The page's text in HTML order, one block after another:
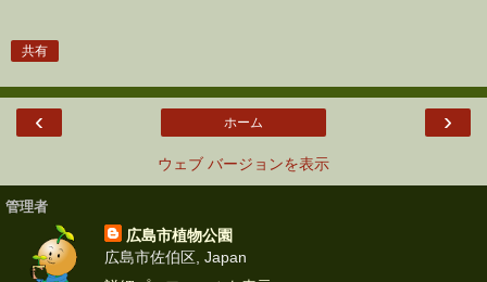
共有
‹ ›
ホーム
ウェブ バージョンを表示
管理者
広島市植物公園
広島市佐伯区, Japan